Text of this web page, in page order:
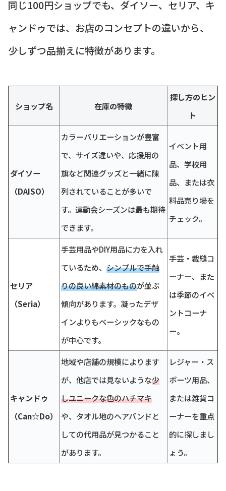
同じ100円ショップでも、ダイソー、セリア、キ
ャンドゥでは、お店のコンセプトの違いから、
少しずつ品揃えに特徴があります。
ショップ名 在庫の特徴
探し方のヒン
ト
ダイソー
（DAISO）
カラーバリエーションが豊富
で、サイズ違いや、応援用の
旗など関連グッズと一緒に陳
列されていることが多いで
す。運動会シーズンは最も期待
できます。
イベント用
品、学校用
品、または衣
料品売り場を
チェック。
セリア
（Seria）
手芸用品やDIY用品に力を入れ
ているため、 シンプルで手触
りの良い綿素材のものが並ぶ
傾向があります。凝ったデザ
インよりもベーシックなもの
が中心です。
手芸・裁縫コ
ーナー、また
は季節のイベ
ントコーナ
ー。
キャンドゥ
（Can☆Do）
地域や店舗の規模によります
が、他店では見ないような少
しユニークな色のハチマキ
や、タオル地のヘアバンドと
しての代用品が見つかること
があります。
レジャー・ス
ポーツ用品、
または雑貨コ
ーナーを重点
的に探しまし
ょう。